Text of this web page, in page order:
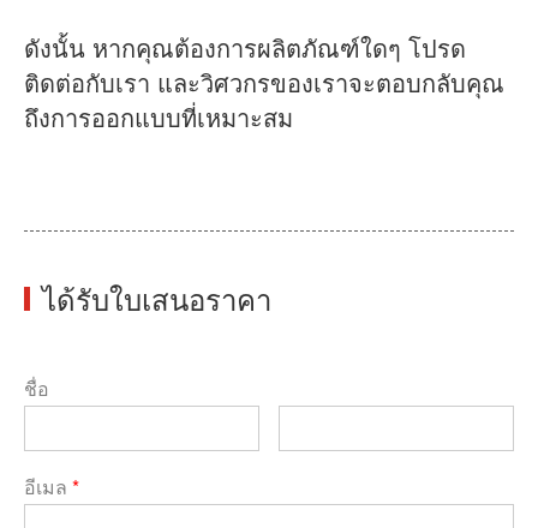
ดังนั้น หากคุณต้องการผลิตภัณฑ์ใดๆ โปรด
ติดต่อกับเรา และวิศวกรของเราจะตอบกลับคุณ
ถึงการออกแบบที่เหมาะสม
ได้รับใบเสนอราคา
ชื่อ
อีเมล *